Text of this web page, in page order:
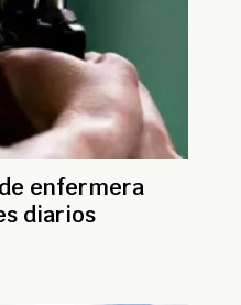
enfermera
diarios